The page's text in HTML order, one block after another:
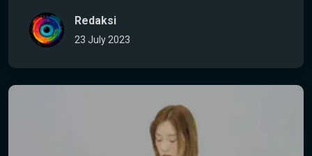
Redaksi
23 July 2023